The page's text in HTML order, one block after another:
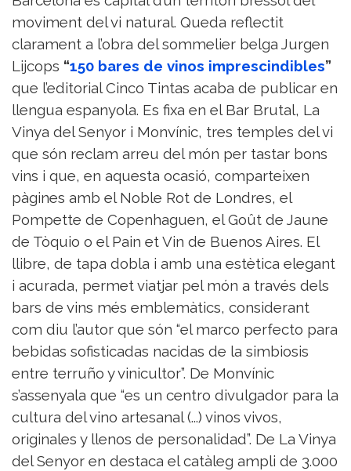
moviment del vi natural. Queda reflectit
clarament a l’obra del sommelier belga Jurgen
Lijcops “150 bares de vinos imprescindibles”
que l’editorial Cinco Tintas acaba de publicar en
llengua espanyola. Es fixa en el Bar Brutal, La
Vinya del Senyor i Monvínic, tres temples del vi
que són reclam arreu del món per tastar bons
vins i que, en aquesta ocasió, comparteixen
pàgines amb el Noble Rot de Londres, el
Pompette de Copenhaguen, el Goût de Jaune
de Tòquio o el Pain et Vin de Buenos Aires. El
llibre, de tapa dobla i amb una estètica elegant
i acurada, permet viatjar pel món a través dels
bars de vins més emblemàtics, considerant
com diu l’autor que són “el marco perfecto para
bebidas sofisticadas nacidas de la simbiosis
entre terruño y vinicultor”. De Monvínic
s’assenyala que “es un centro divulgador para la
cultura del vino artesanal (...) vinos vivos,
originales y llenos de personalidad”. De La Vinya
del Senyor en destaca el catàleg ampli de 3.000